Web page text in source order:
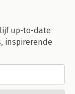
up-to-date
inspirerende